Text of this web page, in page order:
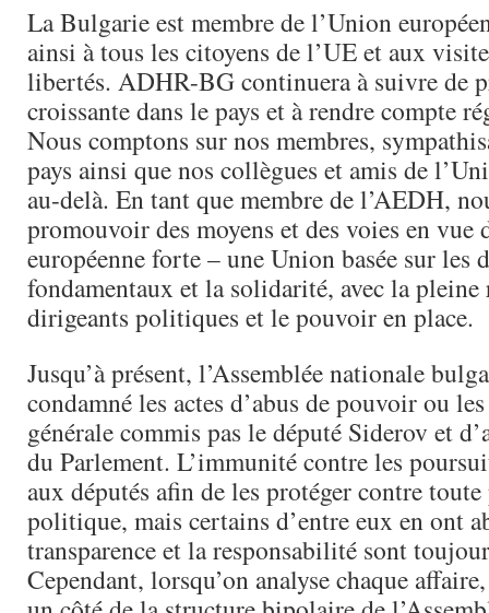
La Bulgarie est membre de l’Union
ainsi à tous les citoyens de l’UE et aux
libertés. ADHR-BG continuera à suivre de
croissante dans le pays et à rendre compte
Nous comptons sur nos membres,
pays ainsi que nos collègues et amis de
au-delà. En tant que membre de l’AEDH,
promouvoir des moyens et des voies en vue
européenne forte – une Union basée sur les
fondamentaux et la solidarité, avec la pleine
dirigeants politiques et le pouvoir en place.
Jusqu’à présent, l’Assemblée nationale
condamné les actes d’abus de pouvoir ou
générale commis pas le député Siderov et
du Parlement. L’immunité contre les
aux députés afin de les protéger contre
politique, mais certains d’entre eux en ont
transparence et la responsabilité sont
Cependant, lorsqu’on analyse chaque